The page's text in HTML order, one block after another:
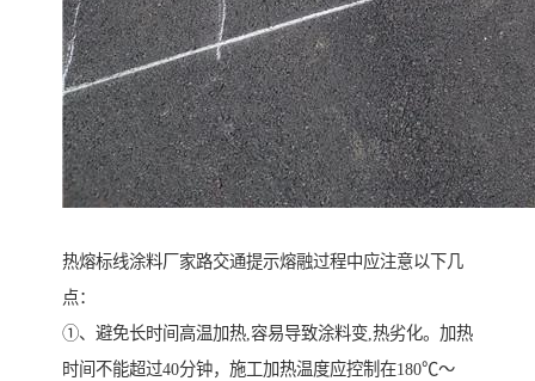
热熔标线涂料厂家路交通提示熔融过程中应注意以下几
点：
①、避免长时间高温加热,容易导致涂料变,热劣化。加热
时间不能超过40分钟，施工加热温度应控制在180℃～